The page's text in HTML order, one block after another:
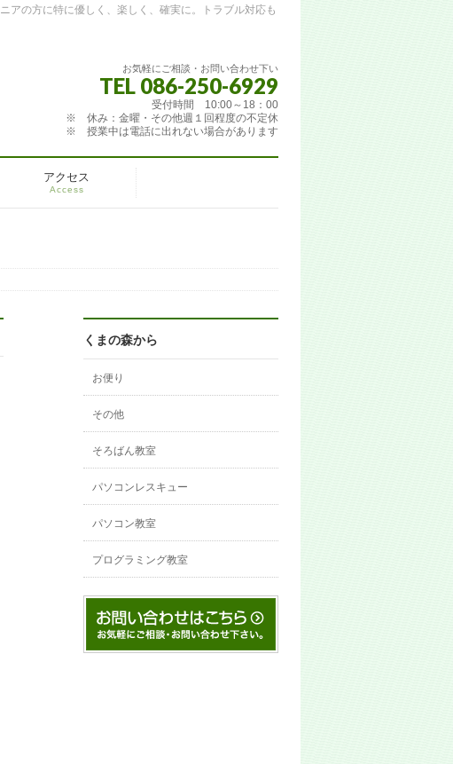
アの方に特に優しく、楽しく、確実に。トラブル対応も
お気軽にご相談・お問い合わせ下い
TEL 086-250-6929
受付時間 10:00～18：00
※ 休み：金曜・その他週１回程度の不定休
※ 授業中は電話に出れない場合があります
アクセス
Access
くまの森から
お便り
その他
そろばん教室
パソコンレスキュー
パソコン教室
プログラミング教室